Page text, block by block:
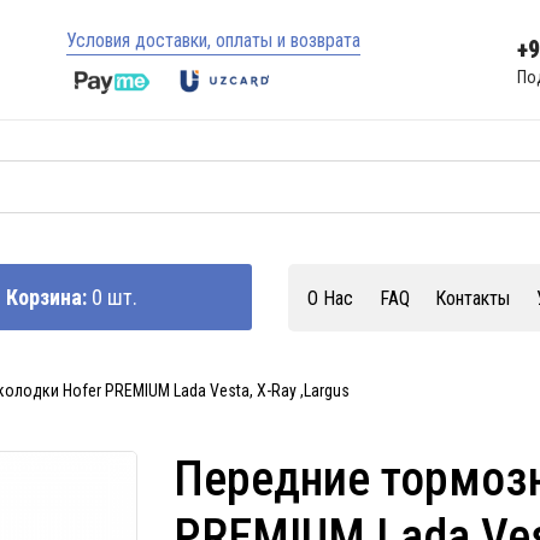
Условия доставки, оплаты и возврата
Корзина: 0 шт. О Нас FAQ Контакты
Hofer PREMIUM Lada Vesta, X-Ray ,Largus
Передние